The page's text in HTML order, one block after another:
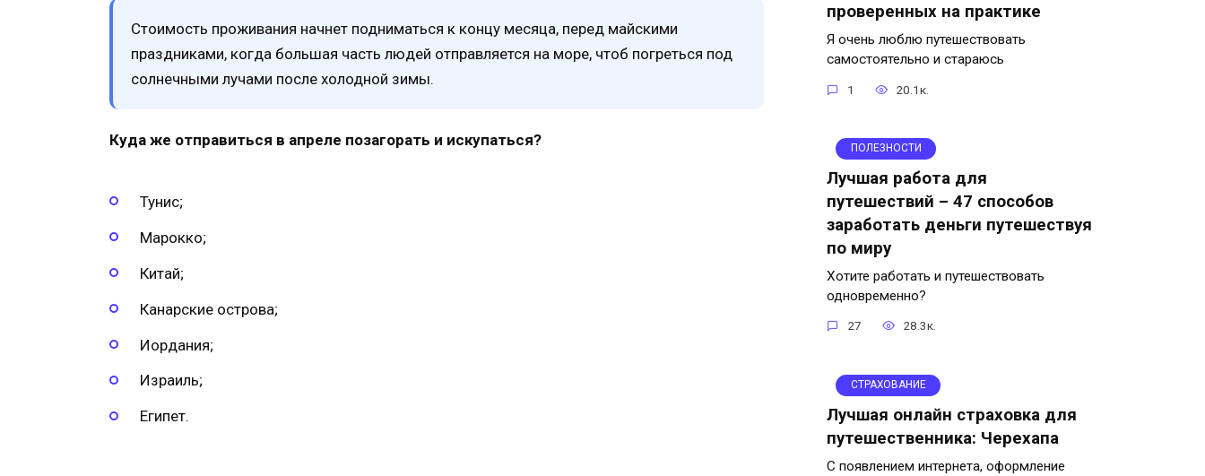
Стоимость проживания начнет подниматься к концу месяца, перед майскими
праздниками, когда большая часть людей отправляется на море, чтоб погреться под
солнечными лучами после холодной зимы.
Куда же отправиться в апреле позагорать и искупаться?
Тунис;
Марокко;
Китай;
Канарские острова;
Иордания;
Израиль;
Египет.
проверенных на практике
Я очень люблю путешествовать
самостоятельно и стараюсь
1 20.1к.
ПОЛЕЗНОСТИ
Лучшая работа для
путешествий – 47 способов
заработать деньги путешествуя
по миру
Хотите работать и путешествовать
одновременно?
27 28.3к.
СТРАХОВАНИЕ
Лучшая онлайн страховка для
путешественника: Черехапа
С появлением интернета, оформление